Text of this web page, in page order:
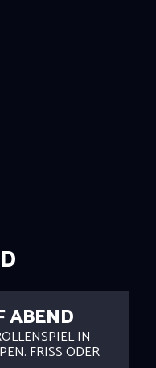
ABEND
IN
FRISS ODER